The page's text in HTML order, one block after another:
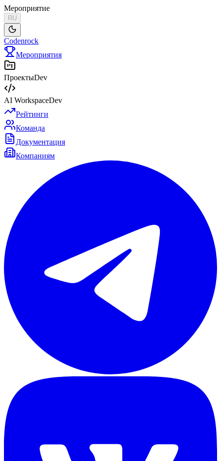
Мероприятие
RU
Codenrock
Мероприятия
ПроектыDev
AI WorkspaceDev
Рейтинги
Команда
Документация
Компаниям